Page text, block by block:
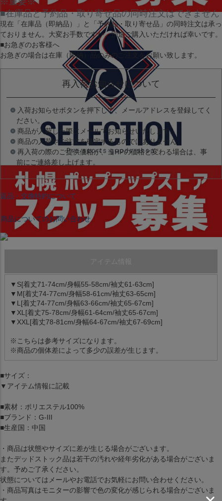
■在庫品と予約品・取り寄せ品の同時注文はできません
現在 「在庫品（即納品）」 と 「予約品・取り寄せ品」 の同時注文は承っ
ておりません。大変お手数ですが、別途ご購入いただければ幸いです。
■お急ぎのお客様へ
お急ぎの場合は在庫（即納）品 のみのご注文をお願い致します。
再入荷お知らせについて
入荷お知らせボタンを押下して、メールアドレスを登録してく
ださい。
商品が入荷した際にメールでお知らせいたします。
商品の入荷やご注文を確定するものではありません。
再入荷の際のご提供価格が、当HPの価格と変わる場合は、事
前にご連絡差し上げます。
返品・交換特約について
商品についてのお問い合わせ
アイテム情報
▼S[着丈71-74cm/身幅55-58cm/袖丈61-63cm]
▼M[着丈74-77cm/身幅58-61cm/袖丈63-65cm]
▼L[着丈74-77cm/身幅63-66cm/袖丈65-67cm]
▼XL[着丈75-78cm/身幅61-64cm/袖丈65-67cm]
▼XXL[着丈78-81cm/身幅64-67cm/袖丈67-69cm]
※こちらは参考サイズになります。
※商品の個体差によって多少の誤差が生じます。
■サイズ：
▼アイテム情報に記載
■素材：ポリエステル100%
■ブランド：G-III
■生産国：中国
・商品は状態やサイズに差が生じる場合がございます。
またデッドストック品は若干の汚れや経年劣化がある場合がございま
す。予めご了承ください。
状態についてはメールやお電話でお気軽にお問い合わせください。
・商品写真はモニターの影響で色の変化が感じられる場合がございま